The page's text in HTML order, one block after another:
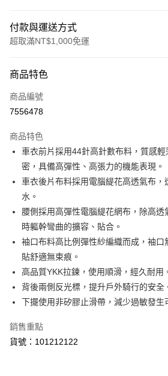
付款與運送方式
超取滿NT$1,000免運
信用卡一次付款
LINE Pay
街口支付
悠遊付
Google Pay
全盈+PAY
ATM付款
運送方式
【付款後全家取貨】急件勿使用超取
每筆NT$60，滿NT$1,000(含以上)免運費
【付款後7-11取貨】急件勿使用超取
每筆NT$60，滿NT$1,000(含以上)免運費
商品特色
商品編號
7556478
商品特色
車衣前片採用44針高針數布料，質感
密，具備高彈性、高張力的機能表現。
車衣後片布料採用電腦緹花高透氣布
水。
腰側採用高彈性電腦緹花網布，除高透
時軀幹彎曲的擴容、貼合。
袖口布料高比例彈性紗編織而成，袖口
貼舒適無束痕。
高品質YKK拉鍊，使用順滑，經久耐用
背後兩側反光標，提升戶外騎行的安全
下擺使用非矽膠止滑帶，減少過敏發生
銷售重點
貨號：101212122